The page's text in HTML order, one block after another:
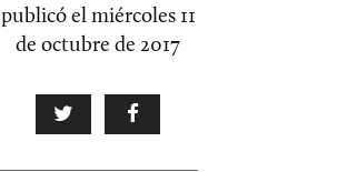
publicó elmiércoles 11
de octubre de 2017